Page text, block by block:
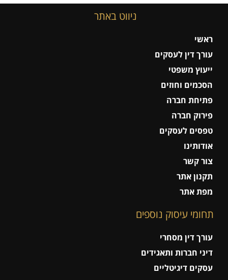
ניווט באתר
ראשי
עורך דין לעסקים
ייעוץ משפטי
הסכמים וחוזים
פתיחת חברה
פירוק חברה
טפסים לעסקים
אודותינו
צור קשר
תקנון אתר
מפת אתר
תחומי עיסוק נוספים
עורך דין מסחרי
דיני חברות ותאגידים
עסקים דיגיטליים